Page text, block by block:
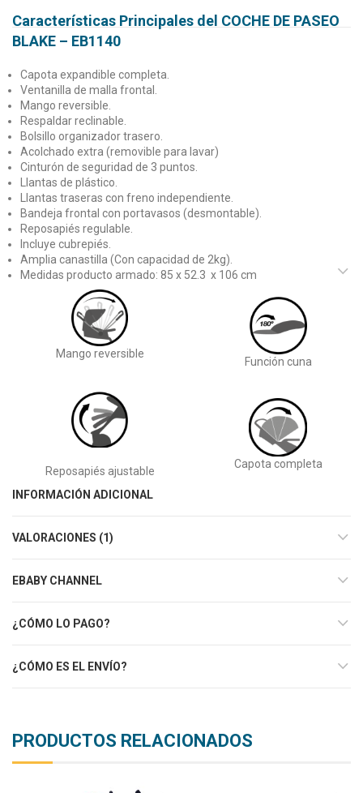
Características Principales del COCHE DE PASEO
BLAKE – EB1140
Capota expandible completa.
Ventanilla de malla frontal.
Mango reversible.
Respaldar reclinable.
Bolsillo organizador trasero.
Acolchado extra (removible para lavar)
Cinturón de seguridad de 3 puntos.
Llantas de plástico.
Llantas traseras con freno independiente.
Bandeja frontal con portavasos (desmontable).
Reposapiés regulable.
Incluye cubrepiés.
Amplia canastilla (Con capacidad de 2kg).
Medidas producto armado: 85 x 52.3 x 106 cm
Mango reversible
Función cuna
Reposapiés ajustable
Capota completa
INFORMACIÓN ADICIONAL
VALORACIONES (1)
EBABY CHANNEL
¿CÓMO LO PAGO?
¿CÓMO ES EL ENVÍO?
PRODUCTOS RELACIONADOS